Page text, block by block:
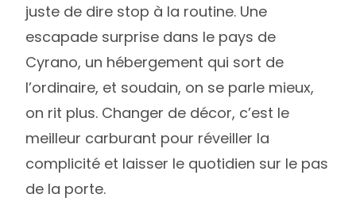
juste de dire stop à la routine. Une
escapade surprise dans le pays de
Cyrano, un hébergement qui sort de
l’ordinaire, et soudain, on se parle mieux,
on rit plus. Changer de décor, c’est le
meilleur carburant pour réveiller la
complicité et laisser le quotidien sur le pas
de la porte.